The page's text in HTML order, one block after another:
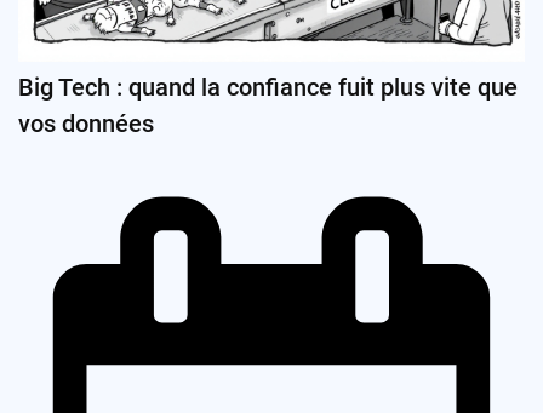
Big Tech : quand la confiance fuit plus vite que
vos données